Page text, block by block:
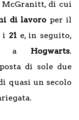
di cui
di lavoro per il
i 21e, in seguito,
Hogwarts.
di sole due
quasi un secolo